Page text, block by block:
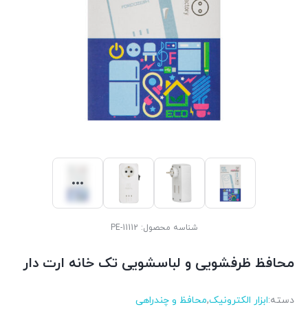
شناسه محصول: PE-11112
محافظ ظرفشویی و لباسشویی تک خانه ارت دار
دسته:ابزار الکترونیک,محافظ و چندراهی